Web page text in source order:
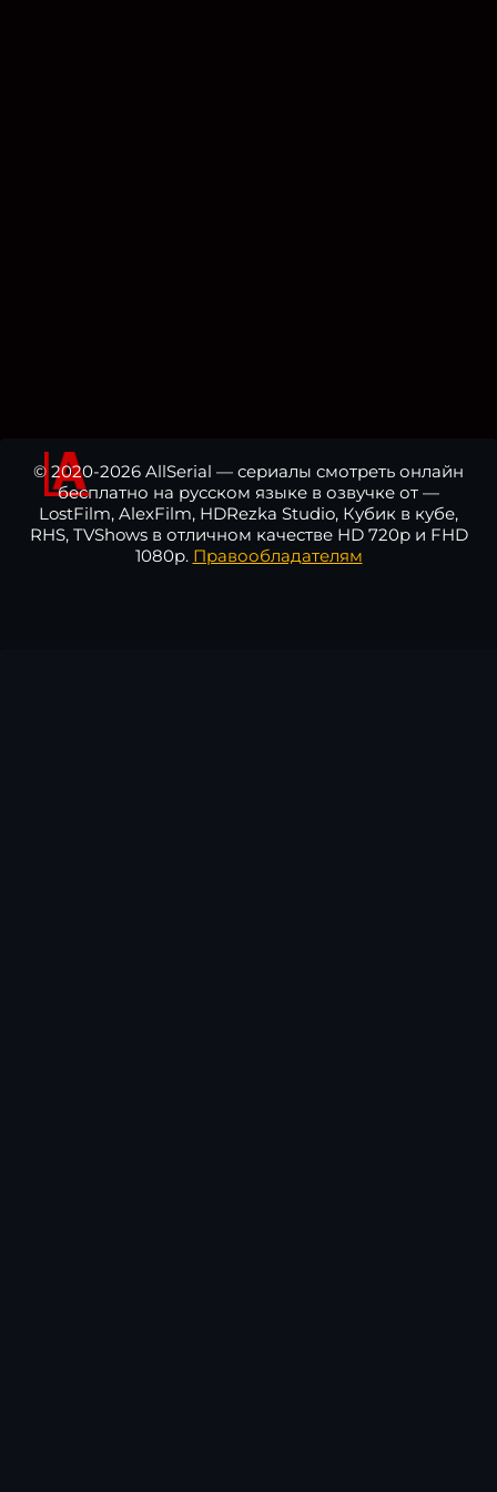
© 2020-2026 AllSerial — сериалы смотреть онлайн
бесплатно на русском языке в озвучке от —
LostFilm, AlexFilm, HDRezka Studio, Кубик в кубе,
RHS, TVShows в отличном качестве HD 720p и FHD
1080p. Правообладателям